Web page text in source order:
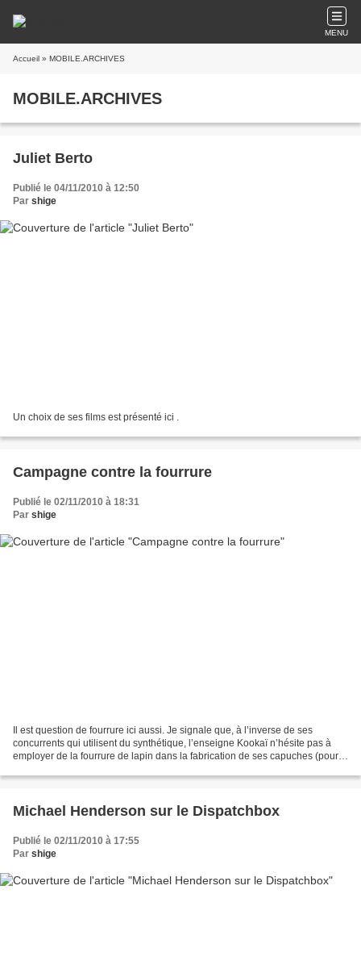
MENU
Accueil » MOBILE.ARCHIVES
MOBILE.ARCHIVES
Juliet Berto
Publié le 04/11/2010 à 12:50
Par shige
Un choix de ses films est présenté ici .
Campagne contre la fourrure
Publié le 02/11/2010 à 18:31
Par shige
Il est question de fourrure ici aussi. Je signale que, à l’inverse de ses
concurrents qui utilisent du synthétique, l’enseigne Kookaï n’hésite pas à
employer de la fourrure de lapin dans la fabrication de ses capuches (pour
Michael Henderson sur le Dispatchbox
Publié le 02/11/2010 à 17:55
Par shige